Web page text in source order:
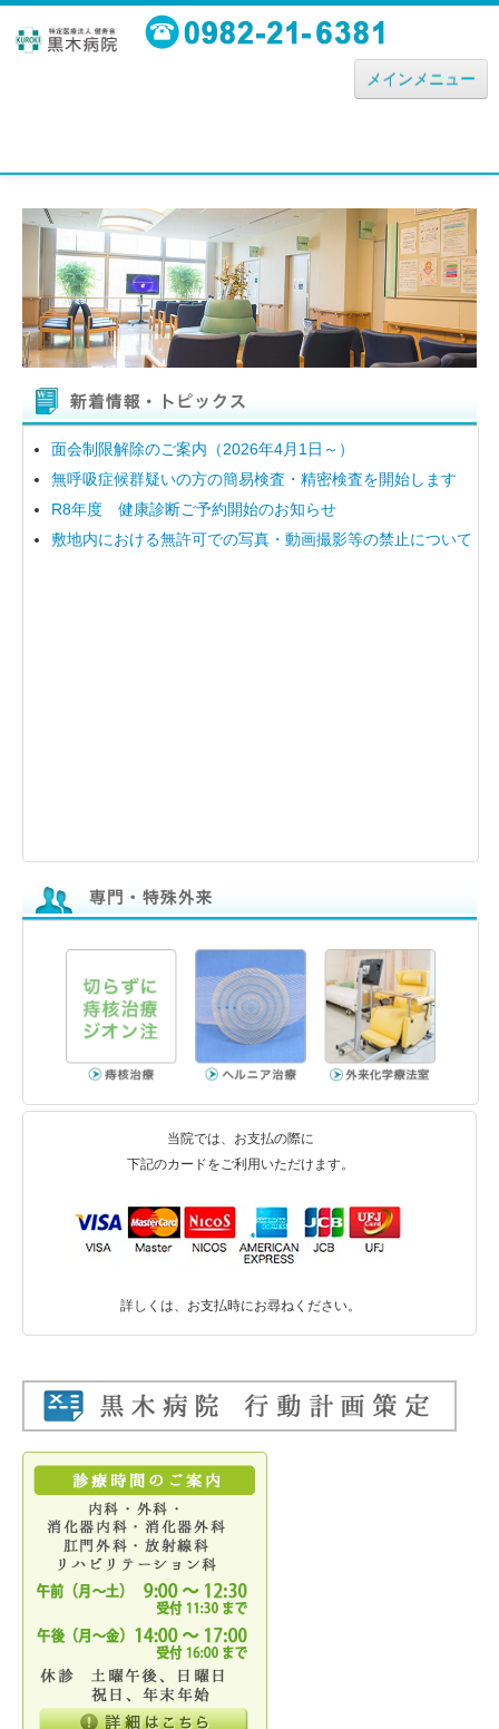
メインメニュー
理念・方針・沿革
院長あいさつ
厚生労働大臣が定める掲示事項
施設基準
トータルケアについて
痔核治療(痔を切らずに治すジオン注)
入院のごあんない
入院中の過ごし方について
主な設備について
入院費用とお支払いについて
病室の種類について
病院案内図
診断書・証明書
健康診断・人間ドック
個人健診・事業所健診
全国健康保険協会管掌健康保険生活習慣病予防健診
船員健診
延岡市・各種健診
特定健康診査・特定保健指導
地域連携
面会制限解除のご案内（2026年4月1日～）
無呼吸症候群疑いの方の簡易検査・精密検査を開始します
R8年度 健康診断ご予約開始のお知らせ
敷地内における無許可での写真・動画撮影等の禁止について
当院では、お支払の際に
下記のカードをご利用いただけます。
詳しくは、お支払時にお尋ねください。